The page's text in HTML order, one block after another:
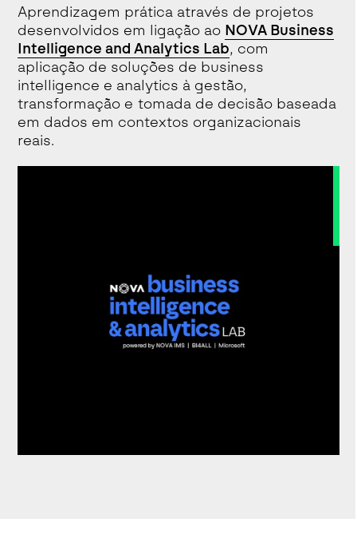
Aprendizagem prática através de projetos
desenvolvidos em ligação ao NOVA Business
Intelligence and Analytics Lab, com
aplicação de soluções de business
intelligence e analytics à gestão,
transformação e tomada de decisão baseada
em dados em contextos organizacionais
reais.